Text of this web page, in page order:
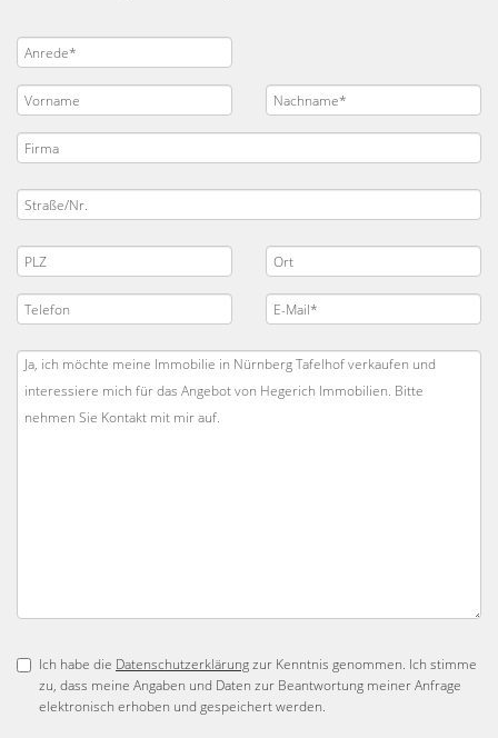
Ich habe die Datenschutzerklärungzur Kenntnis genommen. Ich stimme
zu, dass meine Angaben und Daten zur Beantwortung meiner Anfrage
elektronisch erhoben und gespeichert werden.